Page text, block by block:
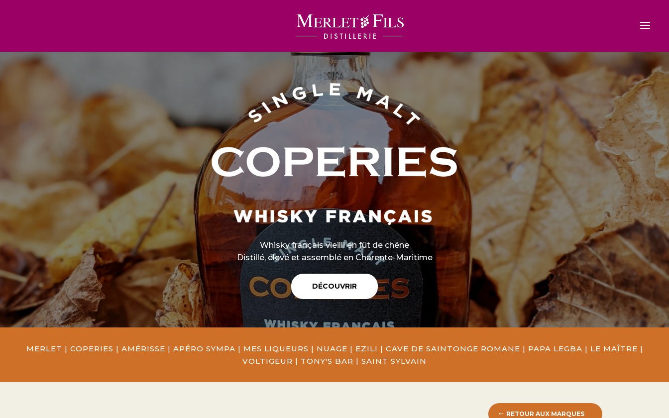
Whisky français vieilli en fût de chêne
Distillé, élevé et assemblé en Charente-Maritime
DÉCOUVRIR
MERLET | COPERIES | AMÉRISSE | APÉRO SYMPA | MES LIQUEURS | NUAGE | EZILI | CAVE DE SAINTONGE ROMANE | PAPA LEGBA | LE MAÎTRE |
VOLTIGEUR | TONY'S BAR | SAINT SYLVAIN
RETOUR AUX MARQUES